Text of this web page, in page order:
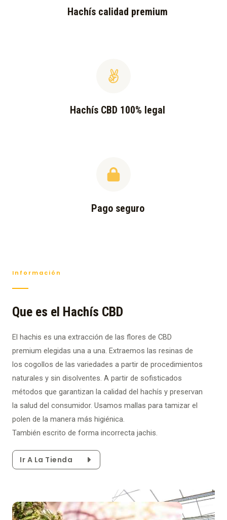
Hachís calidad premium
Hachís CBD 100% legal
Pago seguro
Información
Que es el Hachís CBD
El hachis es una extracción de las flores de CBD
premium elegidas una a una. Extraemos las resinas de
los cogollos de las variedades a partir de procedimientos
naturales y sin disolventes. A partir de sofisticados
métodos que garantizan la calidad del hachís y preservan
la salud del consumidor. Usamos mallas para tamizar el
polen de la manera más higiénica.
También escrito de forma incorrecta jachis.
Ir A La Tienda